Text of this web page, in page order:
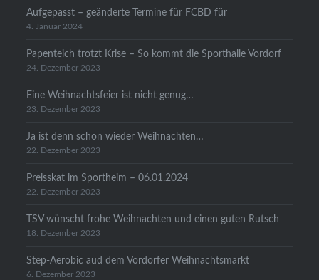
Aufgepasst – geänderte Termine für FCBD für
4. Januar 2024
Papenteich trotzt Krise – So kommt die Sporthalle Vordorf
24. Dezember 2023
Eine Weihnachtsfeier ist nicht genug…
23. Dezember 2023
Ja ist denn schon wieder Weihnachten…
22. Dezember 2023
Preisskat im Sportheim – 06.01.2024
22. Dezember 2023
TSV wünscht frohe Weihnachten und einen guten Rutsch
18. Dezember 2023
Step-Aerobic aud dem Vordorfer Weihnachtsmarkt
6. Dezember 2023